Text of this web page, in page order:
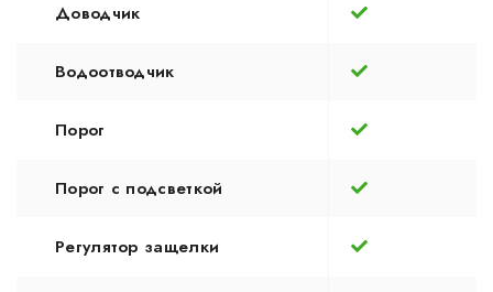
Доводчик
Водоотводчик
Порог
Порог с подсветкой
Регулятор защелки